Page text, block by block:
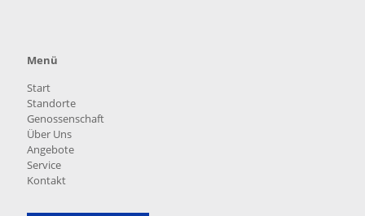
Menü
Start
Standorte
Genossenschaft
Über Uns
Angebote
Service
Kontakt